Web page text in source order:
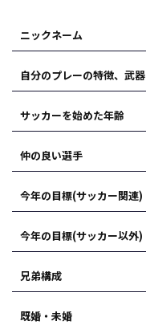
ニックネーム
自分のプレーの特徴、武器
サッカーを始めた年齢
仲の良い選手
今年の目標(サッカー関連)
今年の目標(サッカー以外)
兄弟構成
既婚・未婚